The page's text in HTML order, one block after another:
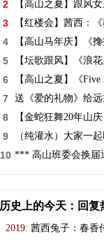
2 【高山之夏】跟风女
3 【红楼会】茜西：《
4 【高山马年庆】《搀
5 【坛歌跟风】《浪
6 【高山之夏】《
7 送《爱的礼物》给
8 【金蛇狂舞20年山
9 （纯灌水）大家一
10 *** 高山班委会换届
历史上的今天：回复
2019: 茜西兔子：春香